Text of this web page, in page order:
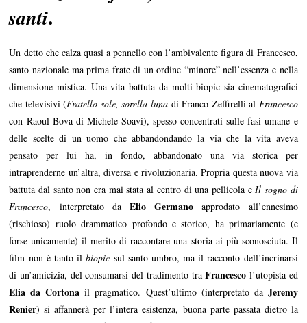
santi.
Un detto che calza quasi a pennello con l’ambivalente figura di Francesco,
santo nazionale ma prima frate di un ordine “minore” nell’essenza e nella
dimensione mistica. Una vita battuta da molti biopic sia cinematografici
che televisivi (Fratello sole, sorella luna di Franco Zeffirelli al Francesco
con Raoul Bova di Michele Soavi), spesso concentrati sulle fasi umane e
delle scelte di un uomo che abbandondando la via che la vita aveva
pensato per lui ha, in fondo, abbandonato una via storica per
intraprenderne un’altra, diversa e rivoluzionaria. Propria questa nuova via
battuta dal santo non era mai stata al centro di una pellicola eIl sogno di
Francesco, interpretato da Elio Germano approdato all’ennesimo
(rischioso) ruolo drammatico profondo e storico, ha primariamente (e
forse unicamente) il merito di raccontare una storia ai più sconosciuta. Il
film non è tanto ilbiopic sul santo umbro, ma il racconto dell’incrinarsi
di un’amicizia, del consumarsi del tradimento traFrancesco l’utopista ed
Elia da Cortona il pragmatico. Quest’ultimo (interpretato da Jeremy
Renier) si affannerà per l’intera esistenza, buona parte passata dietro la